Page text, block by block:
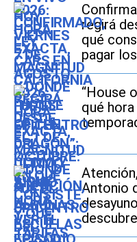
regirá
qué
pagar
“House
qué
Antonio
este